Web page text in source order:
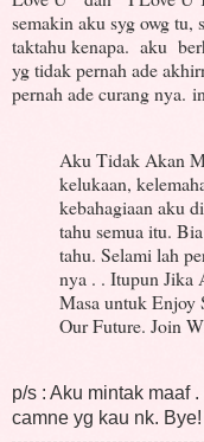
semakin aku syg owg tu,
taktahu kenapa. aku
yg tidak pernah ade
pernah ade curang nya.
Aku Tidak Akan
kelukaan,
kebahagiaan aku
tahu semua itu.
tahu. Selami lah
nya . . Itupun Jika
Masa untuk Enjoy
Our Future. Join
p/s : Aku mintak maaf
camne yg kau nk. Bye!